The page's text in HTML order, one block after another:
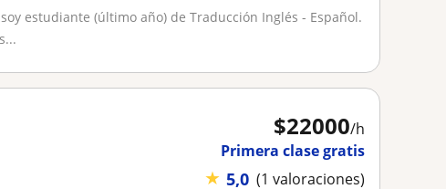
estudiante (último año) de Traducción Inglés - Español.
$22000/h
Primera clase gratis
★ 5,0 (1 valoraciones)